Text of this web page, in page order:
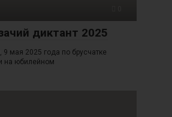
диктант 2025
мая 2025 года по брусчатке
на юбилейном